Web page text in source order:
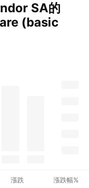
SA的
(basic
漲跌 漲跌幅%